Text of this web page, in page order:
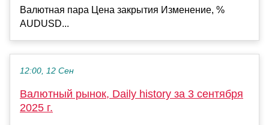
Валютная пара Цена закрытия Изменение, %
AUDUSD...
12:00, 12 Сен
Валютный рынок, Daily history за 3 сентября
2025 г.